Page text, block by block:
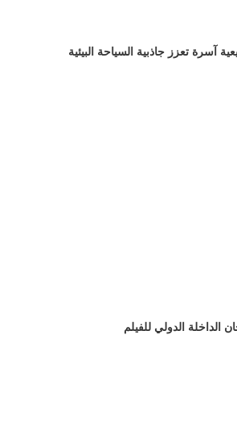
آسرة تعزز جاذبية السياحة البيئية